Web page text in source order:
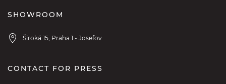
SHOWROOM
Široká 15, Praha 1 - Josefov
CONTACT FOR PRESS